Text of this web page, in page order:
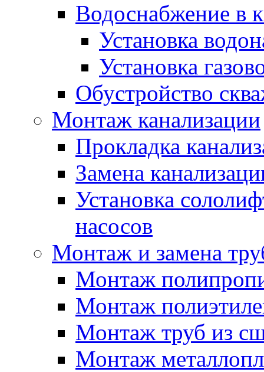
Водоснабжение в
Установка
Установка
Обустройство
Монтаж канализации
Прокладка
Замена
Установка
насосов
Монтаж и замена
Монтаж
Монтаж
Монтаж труб из
Монтаж